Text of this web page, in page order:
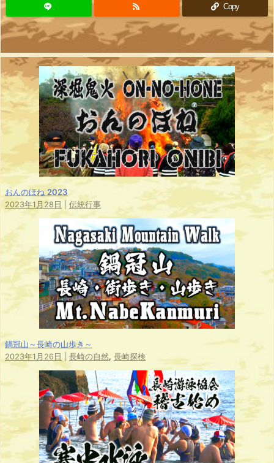
Copy
おんのほね 2023
2023年1月28日 伝統行事
鍋冠山～長崎の山歩き～
2023年1月26日 長崎の自然, 長崎探検